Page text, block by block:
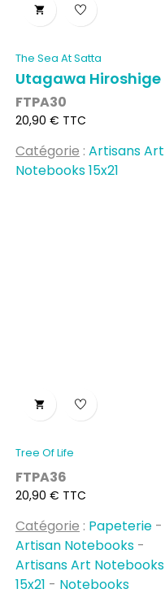

The Sea At Satta
Utagawa Hiroshige
FTPA30
Prix
20,90 € TTC
Catégorie : Artisans Art
Notebooks 15x21

Tree Of Life
FTPA36
Prix
20,90 € TTC
Catégorie : Papeterie -
Artisan Notebooks -
Artisans Art Notebooks
15x21 - Notebooks